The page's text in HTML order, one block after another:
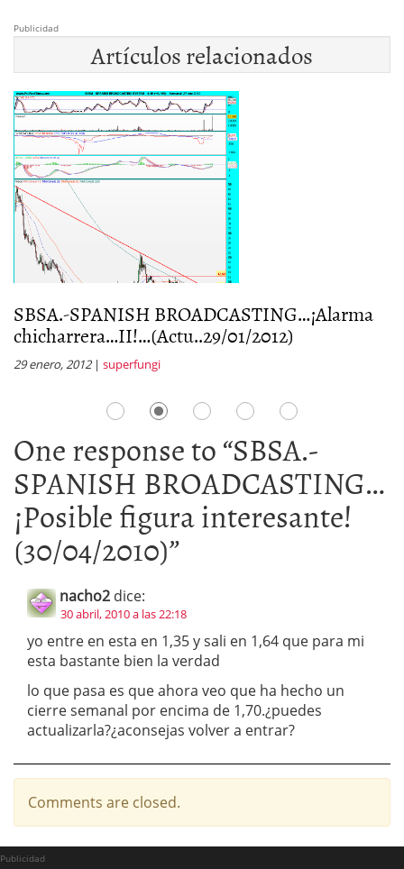
Publicidad
Artículos relacionados
SBSA.-SPANISH BROADCASTING…¡Alarma
chicharrera…II!…(Actu..29/01/2012)
29 enero, 2012| superfungi
One response to “SBSA.-
SPANISH BROADCASTING…
¡Posible figura interesante!
(30/04/2010)”
nacho2 dice:
30 abril, 2010 a las 22:18
yo entre en esta en 1,35 y sali en 1,64 que para mi
esta bastante bien la verdad
lo que pasa es que ahora veo que ha hecho un
cierre semanal por encima de 1,70.¿puedes
actualizarla?¿aconsejas volver a entrar?
Comments are closed.
Publicidad